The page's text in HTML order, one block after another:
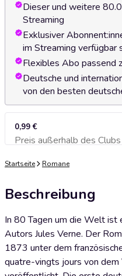
Dieser und weitere
Streaming
Exklusiver
im Streaming verfügbar
Flexibles Abo passend
Deutsche und
von den besten
0,99 €
Preis außerhalb des Clubs
Zum
Startseite Romane
Beschreibung
In 80 Tagen um die Welt ist
Autors Jules Verne. Der
1873 unter dem
quatre-vingts jours von